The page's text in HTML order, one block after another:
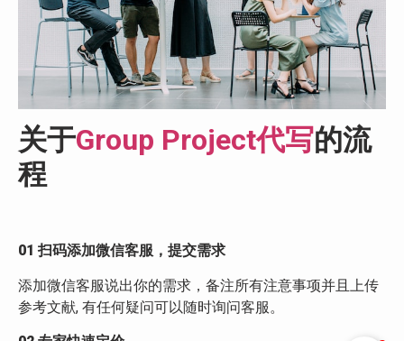
关于Group Project代写的流
程
01 扫码添加微信客服，提交需求
添加微信客服说出你的需求，备注所有注意事项并且上传
参考文献, 有任何疑问可以随时询问客服。